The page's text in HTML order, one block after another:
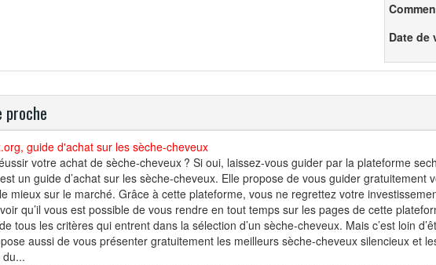
Date de
proche
guide d'achat sur les sèche-cheveux
votre achat de sèche-cheveux ? Si oui, laissez-vous guider par la plateforme
un guide d’achat sur les sèche-cheveux. Elle propose de vous guider gratuitement
mieux sur le marché. Grâce à cette plateforme, vous ne regrettez votre
qu’il vous est possible de vous rendre en tout temps sur les pages de cette
tous les critères qui entrent dans la sélection d’un sèche-cheveux. Mais c’est loin
aussi de vous présenter gratuitement les meilleurs sèche-cheveux silencieux et